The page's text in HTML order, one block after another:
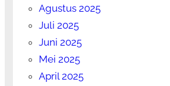
Agustus 2025
Juli 2025
Juni 2025
Mei 2025
April 2025